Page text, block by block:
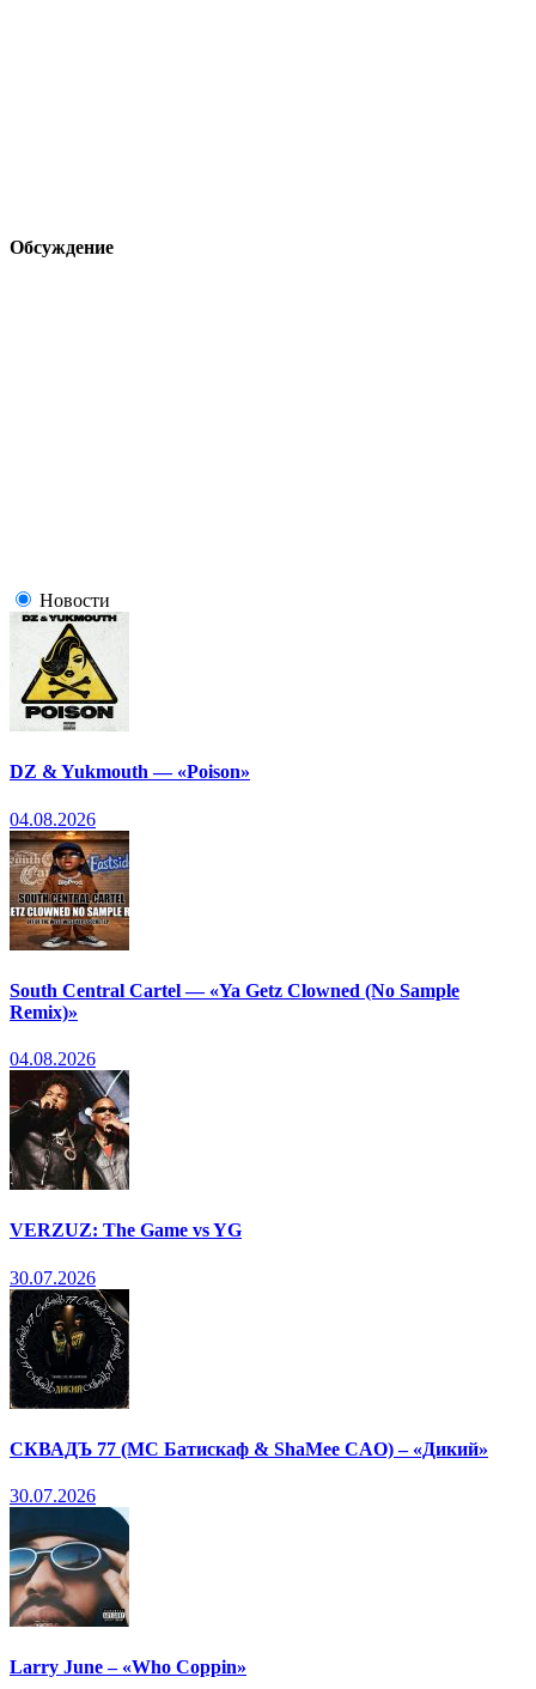
Обсуждение
Новости
DZ & Yukmouth — «Poison»
04.08.2026
South Central Cartel — «Ya Getz Clowned (No Sample
Remix)»
04.08.2026
VERZUZ: The Game vs YG
30.07.2026
СКВАДЪ 77 (МС Батискаф & ShaMee CAO) – «Дикий»
30.07.2026
Larry June – «Who Coppin»